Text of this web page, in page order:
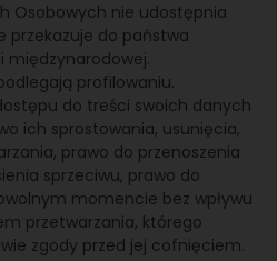
Osobowych nie udostępnia
przekazuje do państwa
profilowaniu.
do treści swoich danych
ich sprostowania, usunięcia,
prawo do przenoszenia
sprzeciwu, prawo do
momencie bez wpływu
przetwarzania, którego
zgody przed jej cofnięciem.